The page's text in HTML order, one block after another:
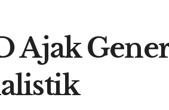
Ajak